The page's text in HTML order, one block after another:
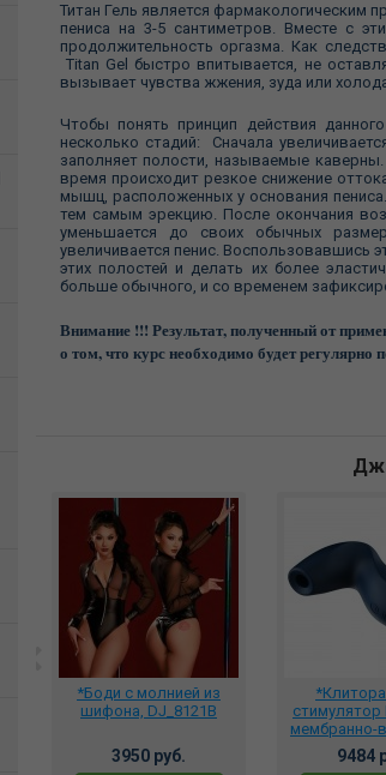
Титан Гель является фармакологическим
пениса на 3-5 сантиметров. Вместе с
продолжительность оргазма. Как
Titan Gel быстро впитывается, не
вызывает чувства жжения, зуда или
Чтобы понять принцип действия
несколько стадий: Сначала
заполняет полости, называемые
время происходит резкое снижение
мышц, расположенных у основания
тем самым эрекцию. После окончания
уменьшается до своих обычных
увеличивается пенис. Воспользовавшись
этих полостей и делать их более
больше обычного, и со временем
Внимание !!! Результат, полученный от
о том, что курс необходимо будет регулярно
*Боди с молнией из
шифона, DJ_8121B
3950 руб.
стимулятор
мембранно-
со9484